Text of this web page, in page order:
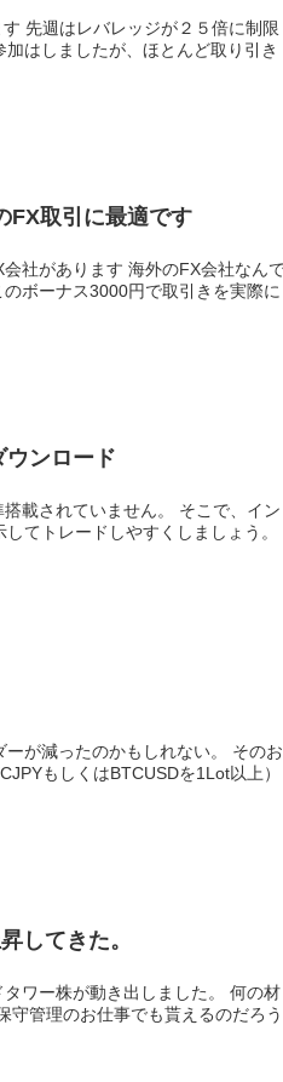
はしましたが、ほとんど取り引き
FX取引に最適です
ボーナス3000円で取引きを実際に
ンロード
てトレードしやすくしましょう。
してきた。